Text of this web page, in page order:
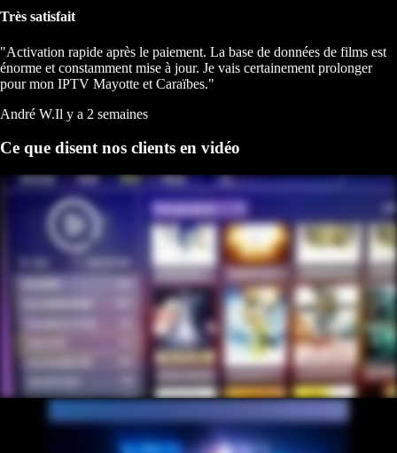
Très satisfait
"Activation rapide après le paiement. La base de données de films est
énorme et constamment mise à jour. Je vais certainement prolonger
pour mon IPTV Mayotte et Caraïbes."
André W.Il y a 2 semaines
Ce que disent nos clients en vidéo